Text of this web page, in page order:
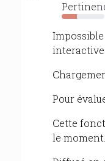
35%
interactive.
Pour
Cette
le